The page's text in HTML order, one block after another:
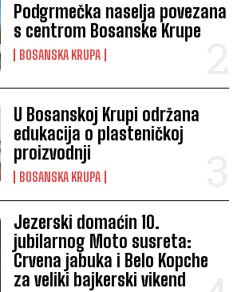
Podgrmečka naselja povezana
s centrom Bosanske Krupe
BOSANSKA KRUPA
U Bosanskoj Krupi održana
edukacija o plasteničkoj
proizvodnji
BOSANSKA KRUPA
Jezerski domaćin 10.
jubilarnog Moto susreta:
Crvena jabuka i Belo Kopche
za veliki bajkerski vikend